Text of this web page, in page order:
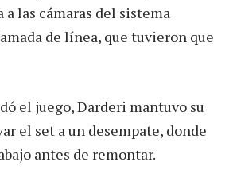
las cámaras del sistema
de línea, que tuvieron que
el juego, Darderi mantuvo su
el set a un desempate, donde
antes de remontar.